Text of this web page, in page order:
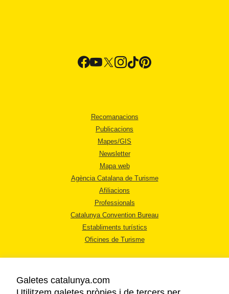
Recomanacions
Publicacions
Mapes/GIS
Newsletter
Mapa web
Agència Catalana de Turisme
Afiliacions
Professionals
Catalunya Convention Bureau
Establiments turístics
Oficines de Turisme
Galetes catalunya.com